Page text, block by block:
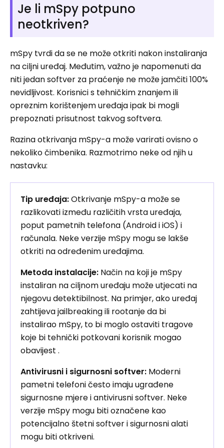
Je li mSpy potpuno
neotkriven?
mSpy tvrdi da se ne može otkriti nakon instaliranja
na ciljni uređaj. Međutim, važno je napomenuti da
niti jedan softver za praćenje ne može jamčiti 100%
nevidljivost. Korisnici s tehničkim znanjem ili
opreznim korištenjem uređaja ipak bi mogli
prepoznati prisutnost takvog softvera.
Razina otkrivanja mSpy-a može varirati ovisno o
nekoliko čimbenika. Razmotrimo neke od njih u
nastavku:
Tip uređaja:Otkrivanje mSpy-a može se
razlikovati između različitih vrsta uređaja,
poput pametnih telefona (Android i iOS) i
računala. Neke verzije mSpy mogu se lakše
otkriti na određenim uređajima.
Metoda instalacije: Način na koji je mSpy
instaliran na ciljnom uređaju može utjecati na
njegovu detektibilnost. Na primjer, ako uređaj
zahtijeva jailbreaking ili rootanje da bi
instalirao mSpy, to bi moglo ostaviti tragove
koje bi tehnički potkovani korisnik mogao
obavijest .
Antivirusni i sigurnosni softver: Moderni
pametni telefoni često imaju ugrađene
sigurnosne mjere i antivirusni softver. Neke
verzije mSpy mogu biti označene kao
potencijalno štetni softver i sigurnosni alati
mogu biti otkriveni.